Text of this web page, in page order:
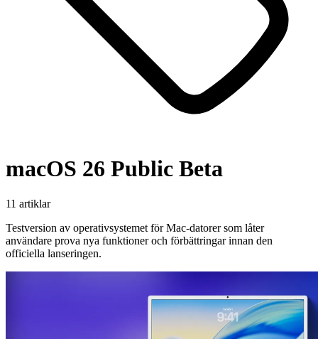
macOS 26 Public Beta
11 artiklar
Testversion av operativsystemet för Mac-datorer som låter
användare prova nya funktioner och förbättringar innan den
officiella lanseringen.